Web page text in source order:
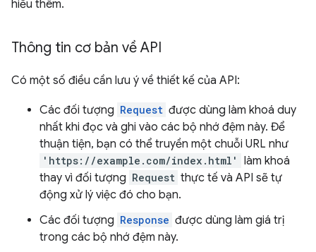
hiểu thêm.
Thông tin cơ bản về API
Có một số điều cần lưu ý về thiết kế của API:
Các đối tượng Request được dùng làm khoá duy
nhất khi đọc và ghi vào các bộ nhớ đệm này. Để
thuận tiện, bạn có thể truyền một chuỗi URL như
'https://example.com/index.html'
làm khoá
thay vì đối tượng Request thực tế và API sẽ tự
động xử lý việc đó cho bạn.
Các đối tượng Response được dùng làm giá trị
trong các bộ nhớ đệm này.